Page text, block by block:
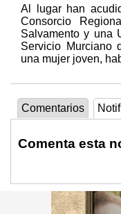
Al lugar han
Consorcio
Salvamento y una
Servicio Murciano
una mujer joven,
Comentarios
Comenta esta